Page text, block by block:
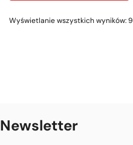
Wyświetlanie wszystkich wyników: 9
Newsletter